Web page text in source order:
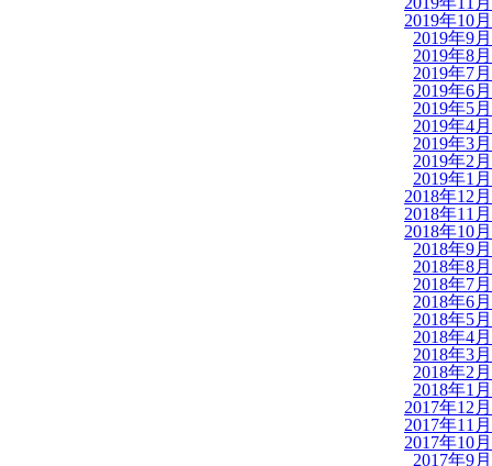
2019年10月
2019年9月
2019年8月
2019年7月
2019年6月
2019年5月
2019年4月
2019年3月
2019年2月
2019年1月
2018年12月
2018年11月
2018年10月
2018年9月
2018年8月
2018年7月
2018年6月
2018年5月
2018年4月
2018年3月
2018年2月
2018年1月
2017年12月
2017年11月
2017年10月
2017年9月